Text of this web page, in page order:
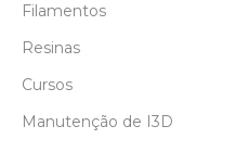
Filamentos
Resinas
Cursos
Manutenção de I3D